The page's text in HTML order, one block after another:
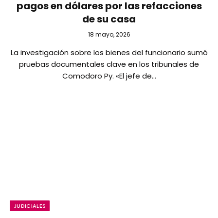
pagos en dólares por las refacciones
de su casa
18 mayo, 2026
La investigación sobre los bienes del funcionario sumó
pruebas documentales clave en los tribunales de
Comodoro Py. «El jefe de…
JUDICIALES